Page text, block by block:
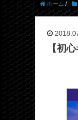
ホーム /
【初